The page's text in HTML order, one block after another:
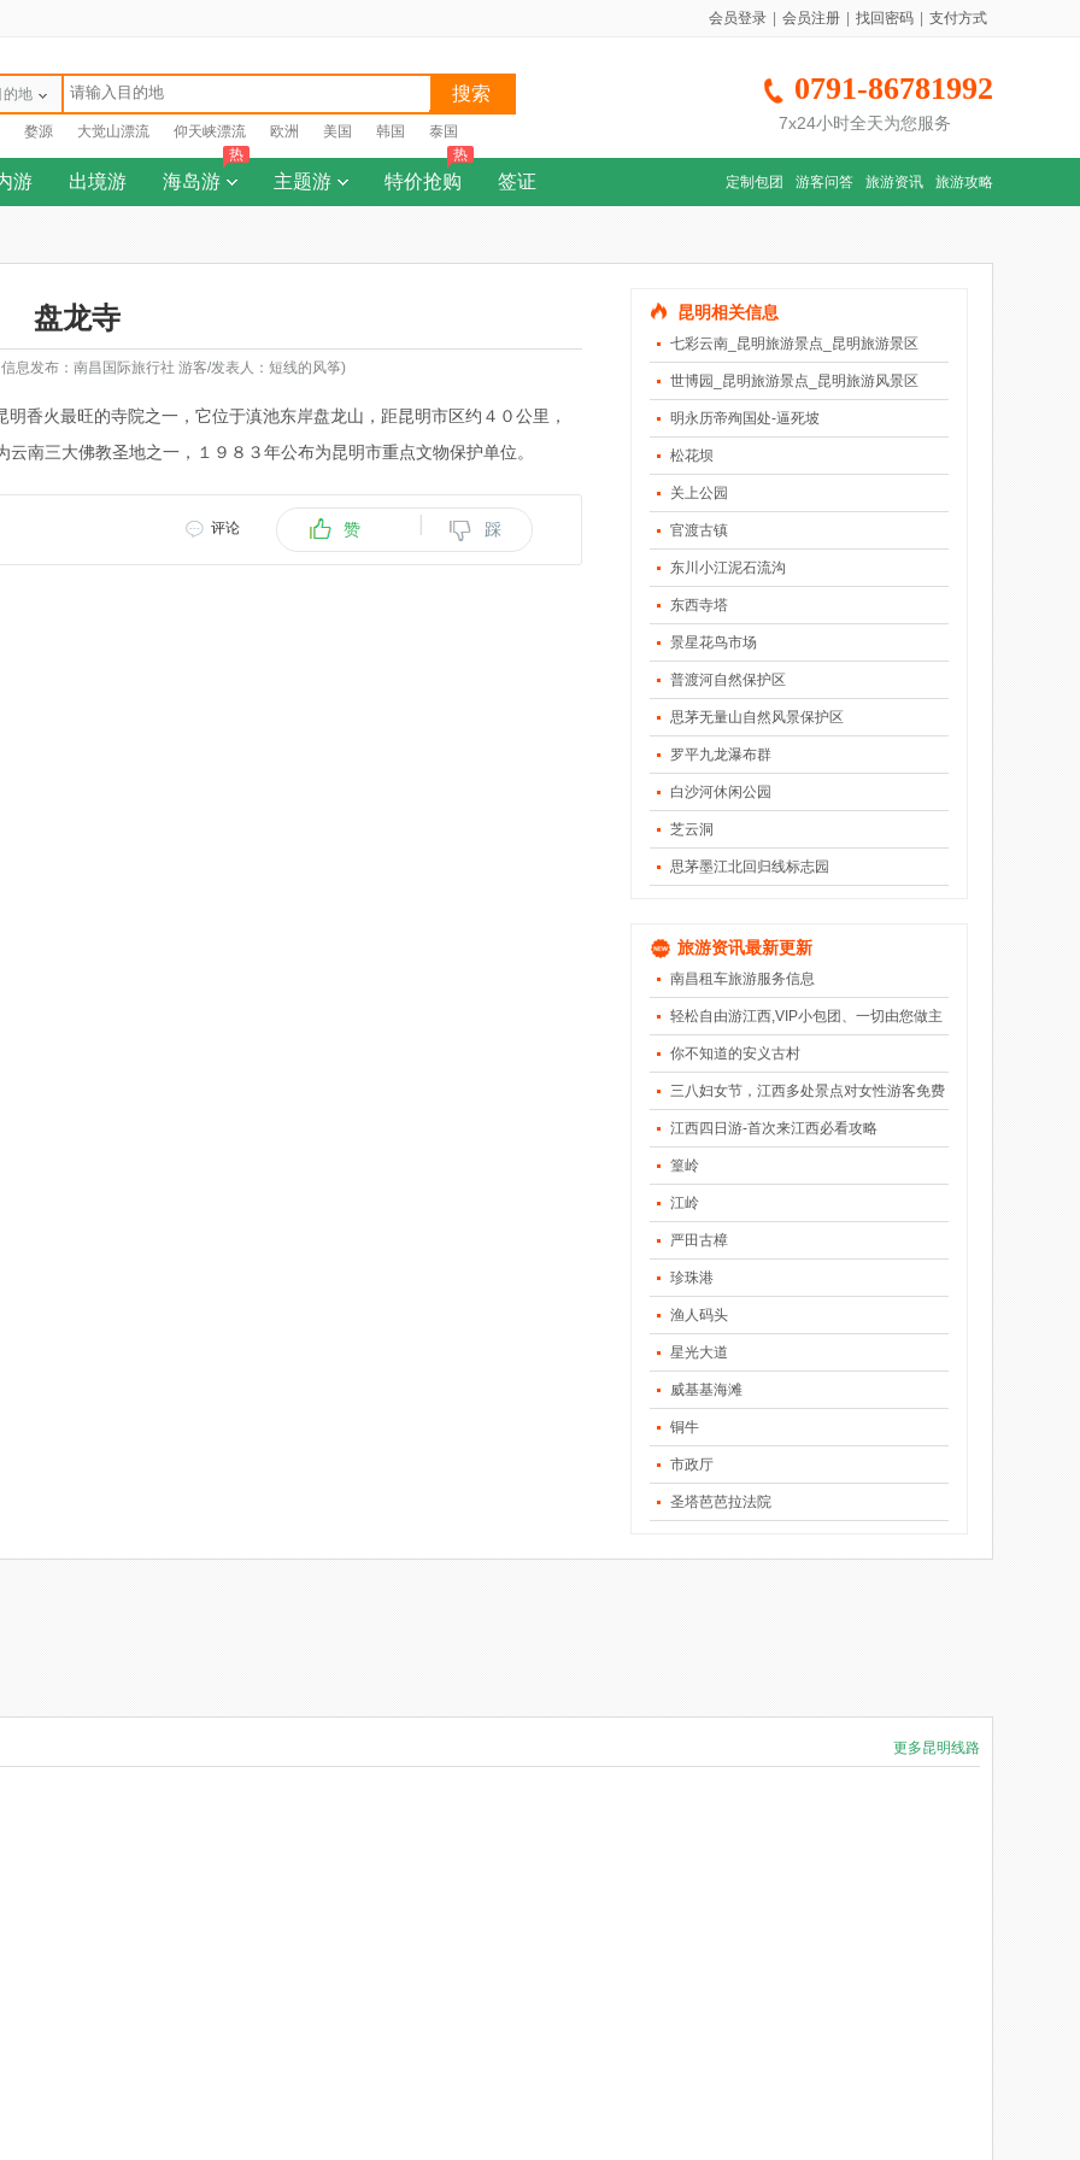
会员登录 会员注册 找回密码 支付方式
的地 搜索
婺源 大觉山漂流 仰天峡漂流 欧洲 美国 韩国 泰国
0791-86781992
7x24小时全天为您服务
游 出境游 海岛游
热
主题游 特价抢购
热
签证 定制包团 游客问答 旅游资讯 旅游攻略
盘龙寺
息发布：南昌国际旅行社 游客/发表人：短线的风筝)
香火最旺的寺院之一，它位于滇池东岸盘龙山，距昆明市区约４０公里，
南三大佛教圣地之一，１９８３年公布为昆明市重点文物保护单位。
赞 踩
评论
昆明相关信息
七彩云南_昆明旅游景点_昆明旅游景区
世博园_昆明旅游景点_昆明旅游风景区
明永历帝殉国处-逼死坡
松花坝
关上公园
官渡古镇
东川小江泥石流沟
东西寺塔
景星花鸟市场
普渡河自然保护区
思茅无量山自然风景保护区
罗平九龙瀑布群
白沙河休闲公园
芝云洞
思茅墨江北回归线标志园
旅游资讯最新更新
南昌租车旅游服务信息
轻松自由游江西,VIP小包团、一切由您做主
你不知道的安义古村
三八妇女节，江西多处景点对女性游客免费
江西四日游-首次来江西必看攻略
篁岭
江岭
严田古樟
珍珠港
渔人码头
星光大道
威基基海滩
铜牛
市政厅
圣塔芭芭拉法院
更多昆明线路